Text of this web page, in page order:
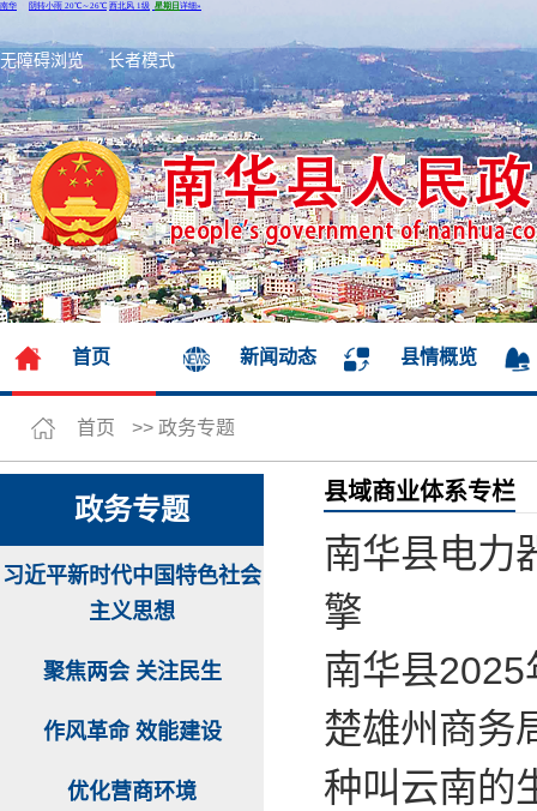
无障碍浏览 长者模式
首页 新闻动态 县情概览
首页 >> 政务专题
政务专题
习近平新时代中国特色社会
主义思想
聚焦两会 关注民生
作风革命 效能建设
优化营商环境
县域商业体系专栏
南华县电力
擎
南华县
楚雄州商务
种叫云南的